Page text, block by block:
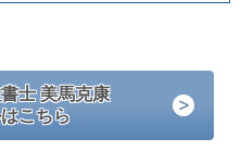
士 美馬克康
こちら